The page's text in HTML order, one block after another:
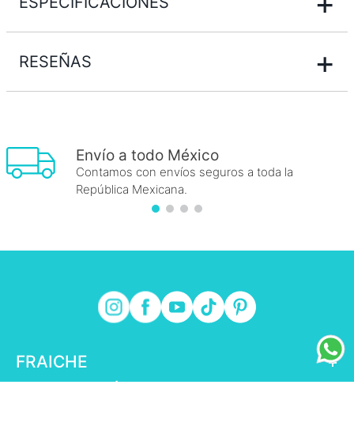
RESEÑAS +
Envío a todo México
Contamos con envíos seguros a toda la
República Mexicana.
FRAICHE
+